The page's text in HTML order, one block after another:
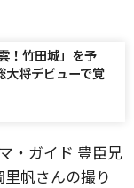
！竹田城」を予
大将デビューで覚
・ガイド 豊臣兄
帆さんの撮り